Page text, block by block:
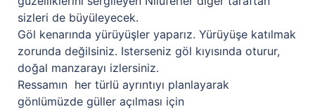
sizleri de büyüleyecek.
Göl kenarında yürüyüşler yaparız. Yürüyüşe katılmak
zorunda değilsiniz. Isterseniz göl kıyısında oturur,
doğal manzarayı izlersiniz.
Ressamın her türlü ayrıntıyı planlayarak
gönlümüzde güller açılması için